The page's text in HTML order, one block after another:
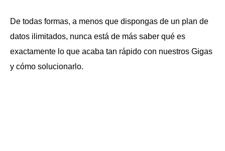
De todas formas, a menos que dispongas de un plan de
datos ilimitados, nunca está de más saber qué es
exactamente lo que acaba tan rápido con nuestros Gigas
y cómo solucionarlo.